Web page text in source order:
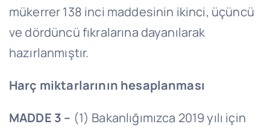
mükerrer 138 inci maddesinin ikinci, üçüncü
ve dördüncü fıkralarına dayanılarak
hazırlanmıştır.
Harç miktarlarının hesaplanması
MADDE 3 – (1) Bakanlığımızca 2019 yılı için